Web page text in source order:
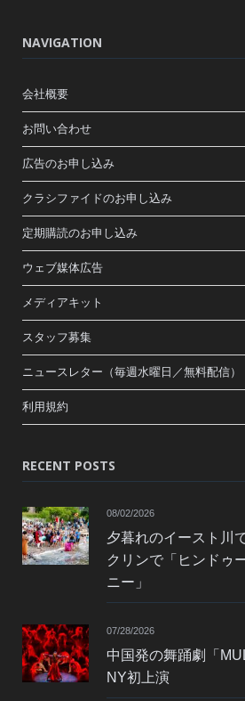
NAVIGATION
会社概要
お問い合わせ
広告のお申し込み
クラシファイドのお申し込み
定期購読のお申し込み
ウェブ媒体広告
メディアキット
スタッフ募集
ニュースレター（毎週水曜日／無料配信）
利用規約
RECENT POSTS
08/02/2026
夕暮れのイースト川
クリンで「ヒンドゥ
ニー」
07/28/2026
中国発の舞踊劇「
NY初上演